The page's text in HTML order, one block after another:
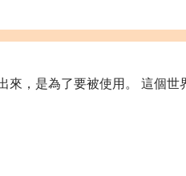
來，是為了要被使用。 這個